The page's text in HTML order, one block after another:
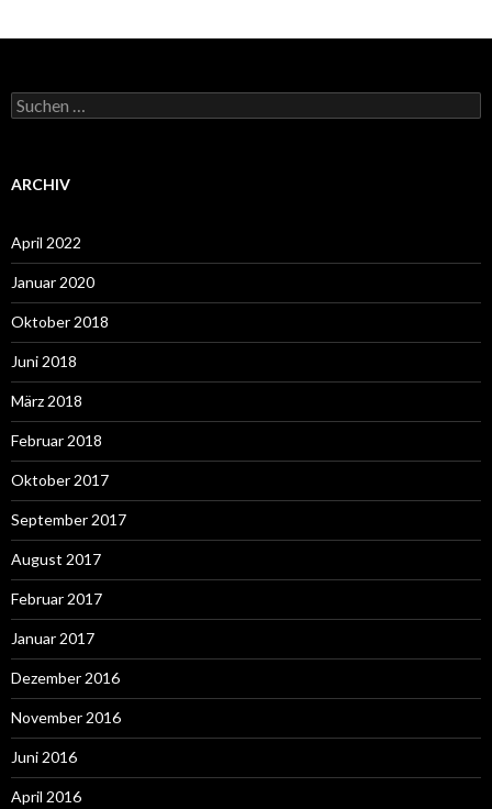
Suchen
nach:
ARCHIV
April 2022
Januar 2020
Oktober 2018
Juni 2018
März 2018
Februar 2018
Oktober 2017
September 2017
August 2017
Februar 2017
Januar 2017
Dezember 2016
November 2016
Juni 2016
April 2016